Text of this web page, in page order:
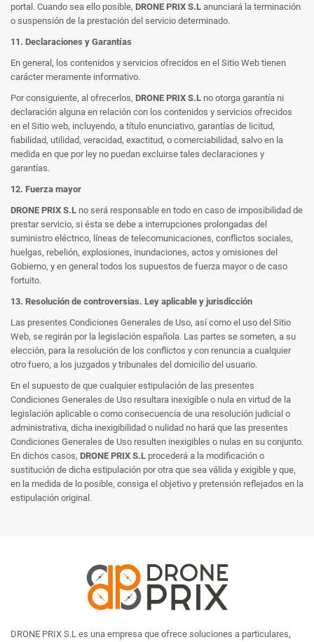
portal. Cuando sea ello posible, DRONE PRIX S.L anunciará la terminación
o suspensión de la prestación del servicio determinado.
11. Declaraciones y Garantías
En general, los contenidos y servicios ofrecidos en el Sitio Web tienen
carácter meramente informativo.
Por consiguiente, al ofrecerlos, DRONE PRIX S.L no otorga garantía ni
declaración alguna en relación con los contenidos y servicios ofrecidos
en el Sitio web, incluyendo, a título enunciativo, garantías de licitud,
fiabilidad, utilidad, veracidad, exactitud, o comerciabilidad, salvo en la
medida en que por ley no puedan excluirse tales declaraciones y
garantías.
12. Fuerza mayor
DRONE PRIX S.L no será responsable en todo en caso de imposibilidad de
prestar servicio, si ésta se debe a interrupciones prolongadas del
suministro eléctrico, líneas de telecomunicaciones, conflictos sociales,
huelgas, rebelión, explosiones, inundaciones, actos y omisiones del
Gobierno, y en general todos los supuestos de fuerza mayor o de caso
fortuito.
13. Resolución de controversias. Ley aplicable y jurisdicción
Las presentes Condiciones Generales de Uso, así como el uso del Sitio
Web, se regirán por la legislación española. Las partes se someten, a su
elección, para la resolución de los conflictos y con renuncia a cualquier
otro fuero, a los juzgados y tribunales del domicilio del usuario.
En el supuesto de que cualquier estipulación de las presentes
Condiciones Generales de Uso resultara inexigible o nula en virtud de la
legislación aplicable o como consecuencia de una resolución judicial o
administrativa, dicha inexigibilidad o nulidad no hará que las presentes
Condiciones Generales de Uso resulten inexigibles o nulas en su conjunto.
En dichos casos, DRONE PRIX S.L procederá a la modificación o
sustitución de dicha estipulación por otra que sea válida y exigible y que,
en la medida de lo posible, consiga el objetivo y pretensión reflejados en la
estipulación original.
DRONE PRIX S.L es una empresa que ofrece soluciones a particulares,